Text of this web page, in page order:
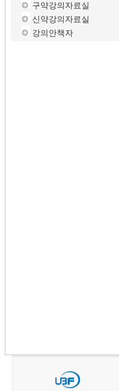
구약강의자료실
신약강의자료실
강의안책자